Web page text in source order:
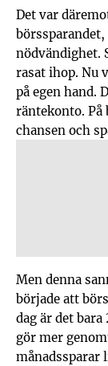
Det var
nödvändighet.
rasat ihop. Nu
på egen hand.
räntekonto.
chansen och
Men denna
började att
dag är det
gör mer
månadssparar